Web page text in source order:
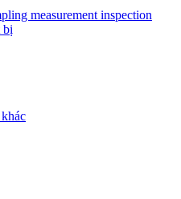
measurement inspection
bị